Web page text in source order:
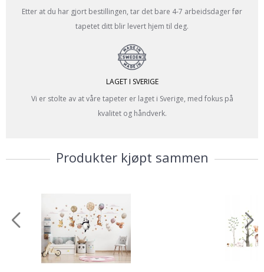
Etter at du har gjort bestillingen, tar det bare 4-7 arbeidsdager før
tapetet ditt blir levert hjem til deg.
LAGET I SVERIGE
Vi er stolte av at våre tapeter er laget i Sverige, med fokus på
kvalitet og håndverk.
Produkter kjøpt sammen